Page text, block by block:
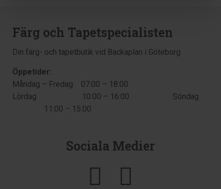
Färg och Tapetspecialisten
Din färg- och tapetbutik vid Backaplan i Göteborg
Öppetider:
Måndag – Fredag 07:00 – 18:00
Lördag 10:00 – 16:00 Söndag
11:00 – 15:00
Sociala Medier